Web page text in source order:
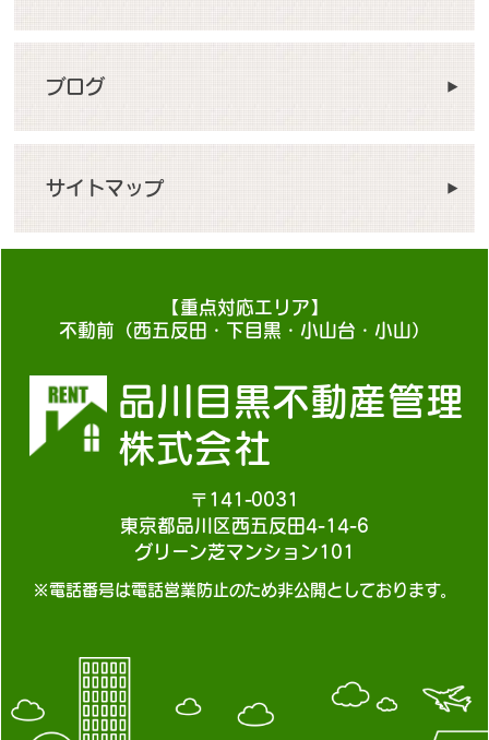
ブログ
サイトマップ
【重点対応エリア】
不動前（西五反田・下目黒・小山台・小山）
品川目黒不動産管理
株式会社
〒141-0031
東京都品川区西五反田4-14-6
グリーン芝マンション101
※電話番号は電話営業防止のため非公開としております。